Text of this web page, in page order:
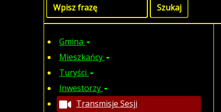
Gmina
Mieszkańcy
Turyści
Inwestorzy
Transmisje Sesji